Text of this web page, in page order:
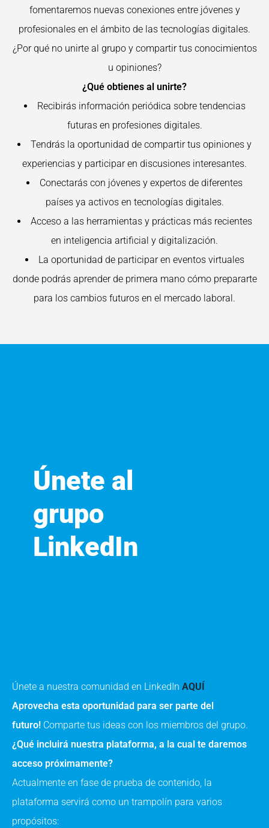
fomentaremos nuevas conexiones entre jóvenes y
profesionales en el ámbito de las tecnologías digitales.
¿Por qué no unirte al grupo y compartir tus conocimientos
u opiniones?
¿Qué obtienes al unirte?
Recibirás información periódica sobre tendencias
futuras en profesiones digitales.
Tendrás la oportunidad de compartir tus opiniones y
experiencias y participar en discusiones interesantes.
Conectarás con jóvenes y expertos de diferentes
países ya activos en tecnologías digitales.
Acceso a las herramientas y prácticas más recientes
en inteligencia artificial y digitalización.
La oportunidad de participar en eventos virtuales
donde podrás aprender de primera mano cómo prepararte
para los cambios futuros en el mercado laboral.
Únete al
grupo
LinkedIn
Únete a nuestra comunidad en LinkedIn AQUÍ
Aprovecha esta oportunidad para ser parte del
futuro! Comparte tus ideas con los miembros del grupo.
¿Qué incluirá nuestra plataforma, a la cual te daremos
acceso próximamente?
Actualmente en fase de prueba de contenido, la
plataforma servirá como un trampolín para varios
propósitos: